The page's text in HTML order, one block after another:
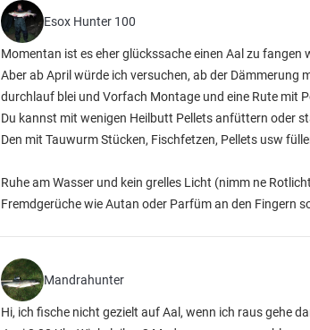
Esox Hunter 100
Momentan ist es eher glückssache einen Aal zu
Aber ab April würde ich versuchen, ab der
durchlauf blei und Vorfach Montage und eine Rute mit
Du kannst mit wenigen Heilbutt Pellets anfüttern oder
Den mit Tauwurm Stücken, Fischfetzen, Pellets usw
Ruhe am Wasser und kein grelles Licht (nimm ne
Fremdgerüche wie Autan oder Parfüm an den Fingern
Mandrahunter
Hi, ich fische nicht gezielt auf Aal, wenn ich raus gehe